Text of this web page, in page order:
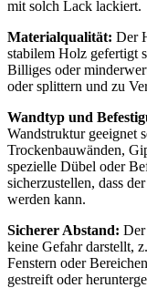
mit solch Lack lackiert.
Materialqualität: Der
stabilem Holz gefertigt
Billiges oder
oder splittern und zu
Wandtyp und
Wandstruktur geeignet
Trockenbauwänden,
spezielle Dübel oder
sicherzustellen, dass
werden kann.
Sicherer Abstand: Der
keine Gefahr darstellt,
Fenstern oder
gestreift oder